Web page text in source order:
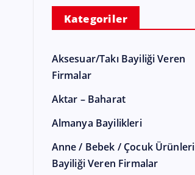
Kategoriler
Aksesuar/Takı Bayiliği Veren
Firmalar
Aktar – Baharat
Almanya Bayilikleri
Anne / Bebek / Çocuk Ürünleri
Bayiliği Veren Firmalar